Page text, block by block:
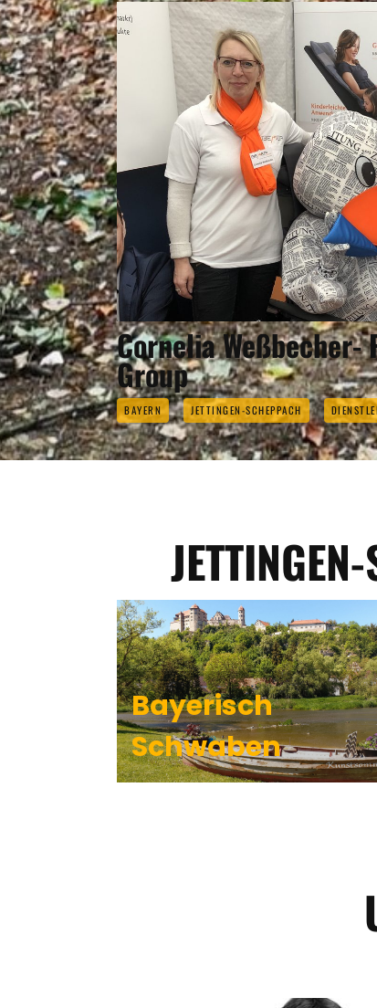
Cornelia
Group
BAYERN JETTINGEN-SCHEPPACH
Bayerisch
Schwaben